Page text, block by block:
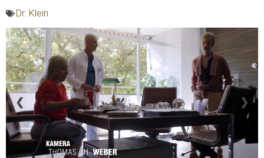
Dr. Klein
❮ ❯